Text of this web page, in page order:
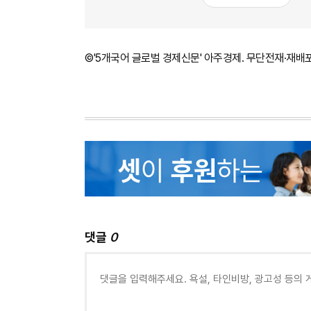
©'5개국어 글로벌 경제신문' 아주경제. 무단전재·재배
댓글 0